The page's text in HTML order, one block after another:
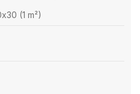
(1 m²)